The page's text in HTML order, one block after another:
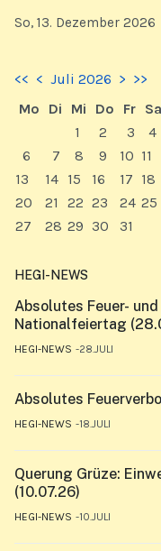
So, 13. Dezember 2026
<< < Juli 2026 > >>
Mo
Di Mi Do Fr Sa
1
2 3 4
6
7 8 9 10 11
13
14 15 16 17 18
20
21 22 23 24 25
27
28 29 30 31
HEGI-NEWS
Absolutes Feuer-
Nationalfeiertag
HEGI-NEWS 28.JULI
Absolutes
HEGI-NEWS 18.JULI
Querung Grüze:
(10.07.26)
HEGI-NEWS 10.JULI